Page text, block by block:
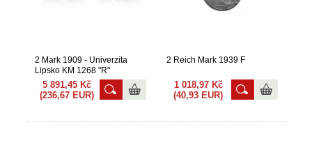
2 Mark 1909 - Univerzita
Lipsko KM 1268 "R"
5 891,45 Kč
(236,67 EUR)
2 Reich Mark 1939 F
1 018,97 Kč
(40,93 EUR)